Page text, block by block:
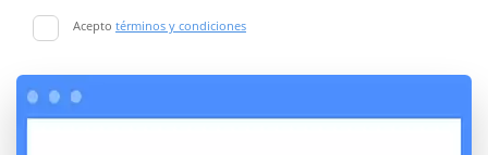
Acepto términos y condiciones